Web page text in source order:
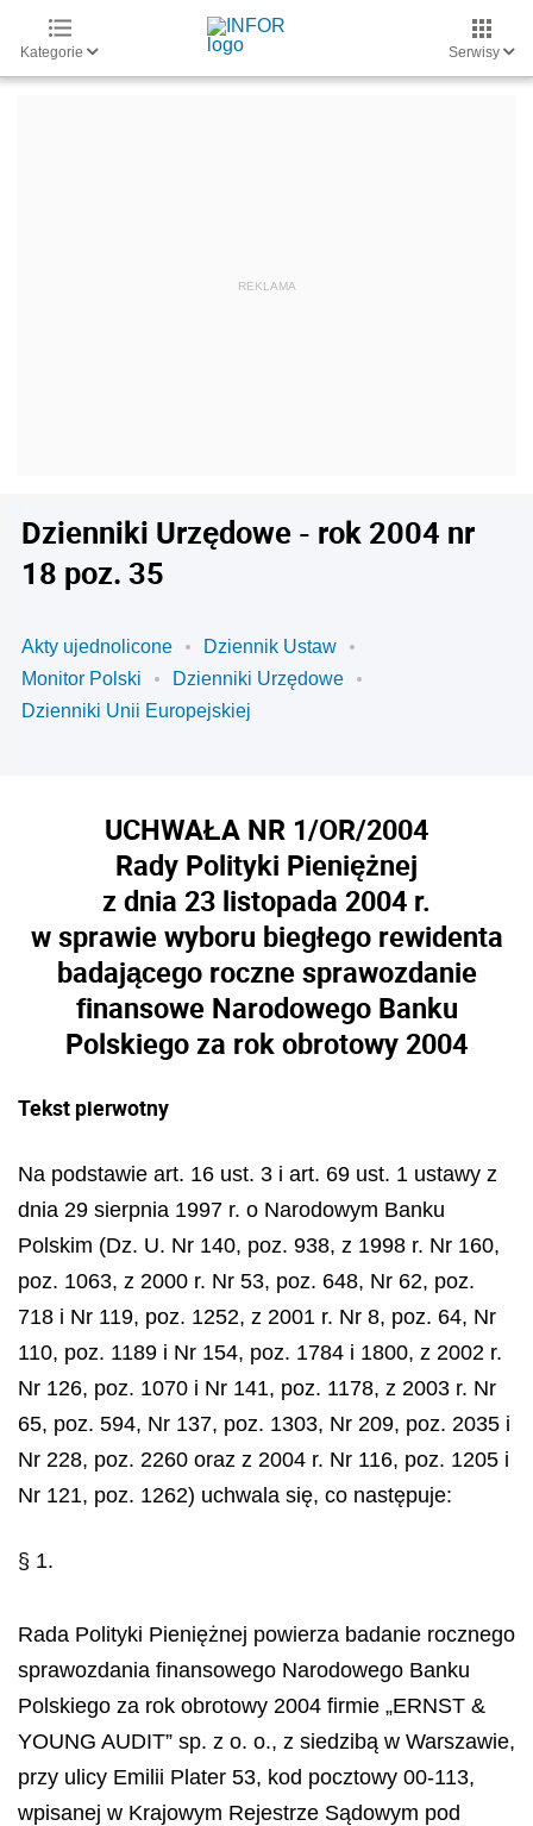
Kategorie Serwisy
Dzienniki Urzędowe - rok 2004 nr
18 poz. 35
Akty ujednolicone
Dziennik Ustaw
Monitor Polski
Dzienniki Urzędowe
Dzienniki Unii Europejskiej
UCHWAŁA NR 1/OR/2004
Rady Polityki Pieniężnej
z dnia 23 listopada 2004 r.
w sprawie wyboru biegłego rewidenta
badającego roczne sprawozdanie
finansowe Narodowego Banku
Polskiego za rok obrotowy 2004
Tekst pierwotny
Na podstawie art. 16 ust. 3 i art. 69 ust. 1 ustawy z
dnia 29 sierpnia 1997 r. o Narodowym Banku
Polskim (Dz. U. Nr 140, poz. 938, z 1998 r. Nr 160,
poz. 1063, z 2000 r. Nr 53, poz. 648, Nr 62, poz.
718 i Nr 119, poz. 1252, z 2001 r. Nr 8, poz. 64, Nr
110, poz. 1189 i Nr 154, poz. 1784 i 1800, z 2002 r.
Nr 126, poz. 1070 i Nr 141, poz. 1178, z 2003 r. Nr
65, poz. 594, Nr 137, poz. 1303, Nr 209, poz. 2035 i
Nr 228, poz. 2260 oraz z 2004 r. Nr 116, poz. 1205 i
Nr 121, poz. 1262) uchwala się, co następuje:
§ 1.
Rada Polityki Pieniężnej powierza badanie rocznego
sprawozdania finansowego Narodowego Banku
Polskiego za rok obrotowy 2004 firmie „ERNST &
YOUNG AUDIT” sp. z o. o., z siedzibą w Warszawie,
przy ulicy Emilii Plater 53, kod pocztowy 00-113,
wpisanej w Krajowym Rejestrze Sądowym pod